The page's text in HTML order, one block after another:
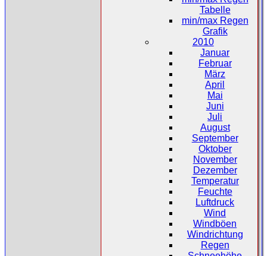
Tabelle
min/max Regen
Grafik
2010
Januar
Februar
März
April
Mai
Juni
Juli
August
September
Oktober
November
Dezember
Temperatur
Feuchte
Luftdruck
Wind
Windböen
Windrichtung
Regen